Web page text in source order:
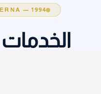
— 1994
الخدمات